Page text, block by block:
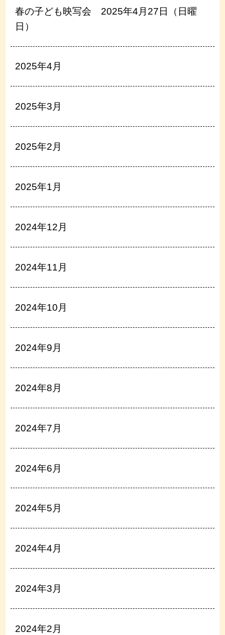
春の子ども映写会 2025年4月27日（日曜
日）
2025年4月
2025年3月
2025年2月
2025年1月
2024年12月
2024年11月
2024年10月
2024年9月
2024年8月
2024年7月
2024年6月
2024年5月
2024年4月
2024年3月
2024年2月